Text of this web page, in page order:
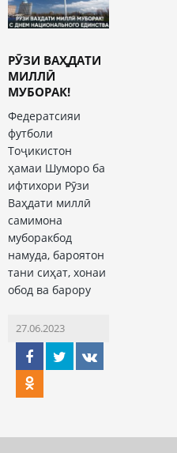
РӮЗИ ВАҲДАТИ
МИЛЛӢ
МУБОРАК!
Федератсияи
футболи
Тоҷикистон
ҳамаи Шуморо ба
ифтихори Рӯзи
Ваҳдати миллӣ
самимона
муборакбод
намуда, бароятон
тани сиҳат, хонаи
обод ва барору
27.06.2023